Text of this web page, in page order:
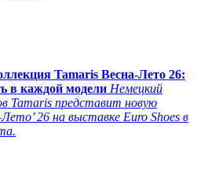
Tamaris Весна-Лето 26:
в каждой модели Немецкий
Tamaris представит новую
26 на выставке Euro Shoes в